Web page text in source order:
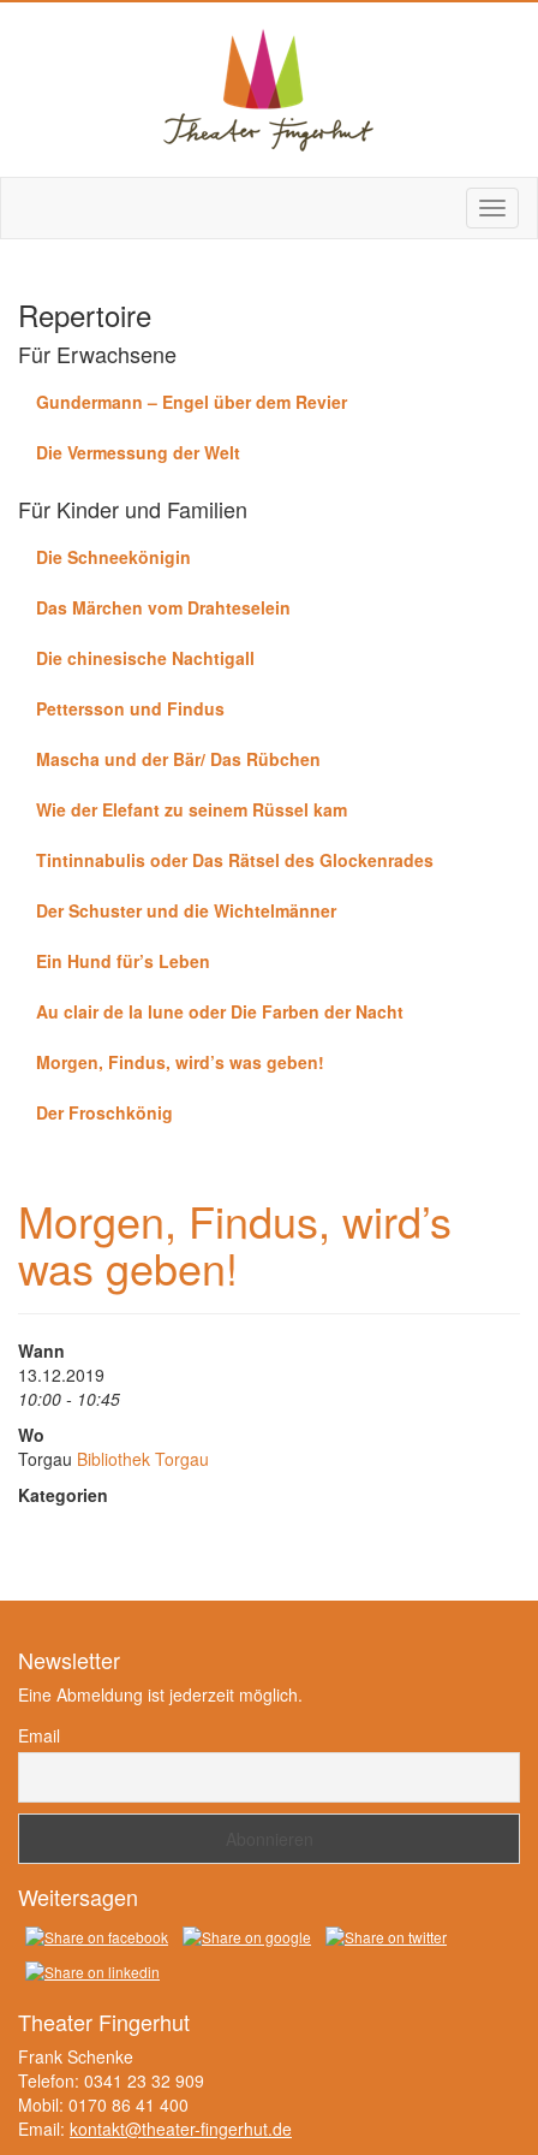
Repertoire
Für Erwachsene
Gundermann – Engel über dem Revier
Die Vermessung der Welt
Für Kinder und Familien
Die Schneekönigin
Das Märchen vom Drahteselein
Die chinesische Nachtigall
Pettersson und Findus
Mascha und der Bär/ Das Rübchen
Wie der Elefant zu seinem Rüssel kam
Tintinnabulis oder Das Rätsel des Glockenrades
Der Schuster und die Wichtelmänner
Ein Hund für’s Leben
Au clair de la lune oder Die Farben der Nacht
Morgen, Findus, wird’s was geben!
Der Froschkönig
Morgen, Findus, wird’s
was geben!
Wann
13.12.2019
10:00 - 10:45
Wo
Torgau Bibliothek Torgau
Kategorien
Newsletter
Eine Abmeldung ist jederzeit möglich.
Email
Weitersagen
Theater Fingerhut
Frank Schenke
Telefon: 0341 23 32 909
Mobil: 0170 86 41 400
Email: kontakt@theater-fingerhut.de